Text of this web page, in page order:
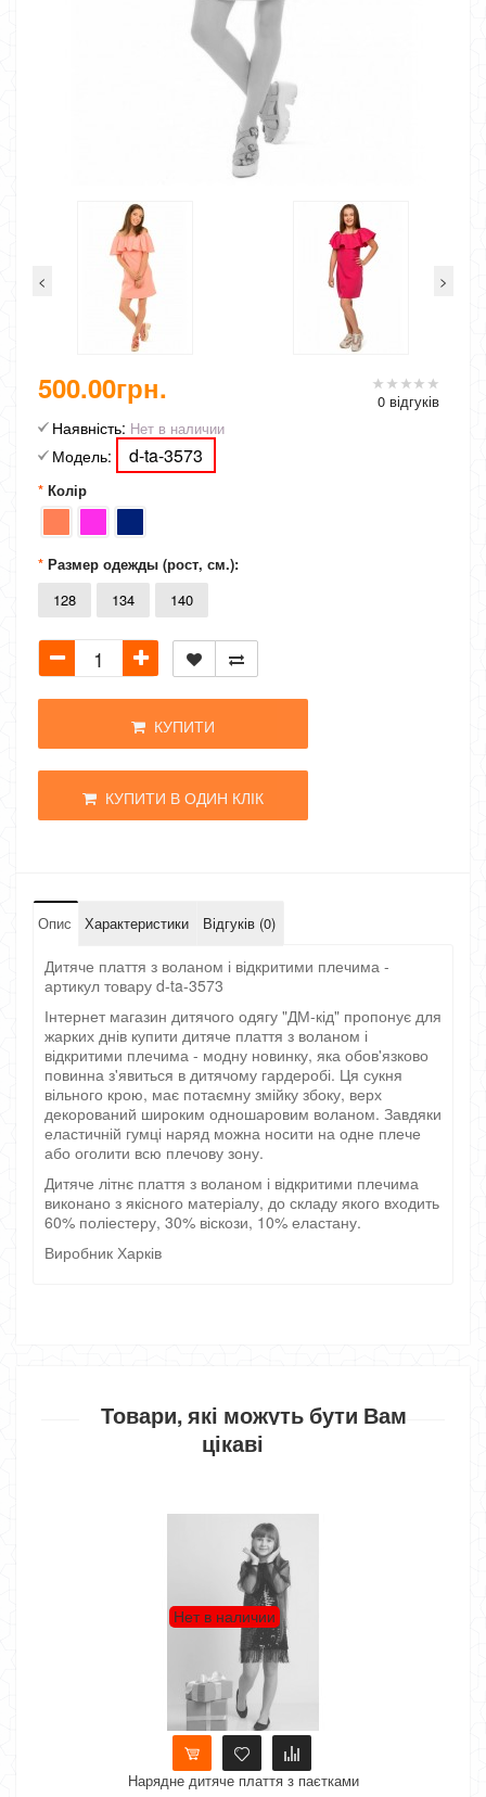
< >
0 відгуків
500.00грн.
Наявність: Нет в наличии
Модель: d-ta-3573
Колір
Размер одежды (рост, см.):
128
134 140
КУПИТИ
КУПИТИ В ОДИН КЛІК
Опис Характеристики Відгуків (0)
Дитяче плаття з воланом і відкритими плечима -
артикул товару d-ta-3573
Інтернет магазин дитячого одягу "ДМ-кід" пропонує для
жарких днів купити дитяче плаття з воланом і
відкритими плечима - модну новинку, яка обов'язково
повинна з'явиться в дитячому гардеробі. Ця сукня
вільного крою, має потаємну змійку збоку, верх
декорований широким одношаровим воланом. Завдяки
еластичній гумці наряд можна носити на одне плече
або оголити всю плечову зону.
Дитяче літнє плаття з воланом і відкритими плечима
виконано з якісного матеріалу, до складу якого входить
60% поліестеру, 30% віскози, 10% еластану.
Виробник Харків
Товари, які можуть бути Вам
цікаві
Нет в наличии
Нарядне дитяче плаття з паєтками